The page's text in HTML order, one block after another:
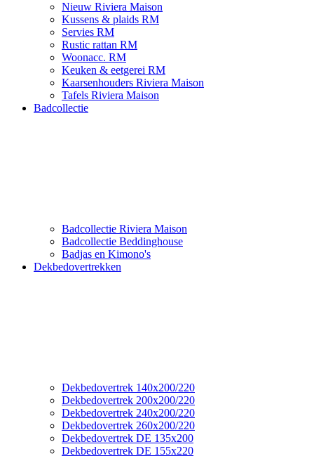
Nieuw Riviera Maison
Kussens & plaids RM
Servies RM
Rustic rattan RM
Woonacc. RM
Keuken & eetgerei RM
Kaarsenhouders Riviera Maison
Tafels Riviera Maison
Badcollectie
Badcollectie Riviera Maison
Badcollectie Beddinghouse
Badjas en Kimono's
Dekbedovertrekken
Dekbedovertrek 140x200/220
Dekbedovertrek 200x200/220
Dekbedovertrek 240x200/220
Dekbedovertrek 260x200/220
Dekbedovertrek DE 135x200
Dekbedovertrek DE 155x220